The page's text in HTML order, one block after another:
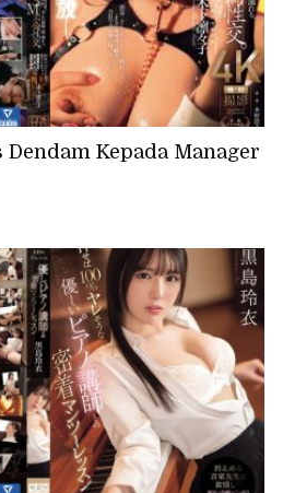
Dendam Kepada Manager